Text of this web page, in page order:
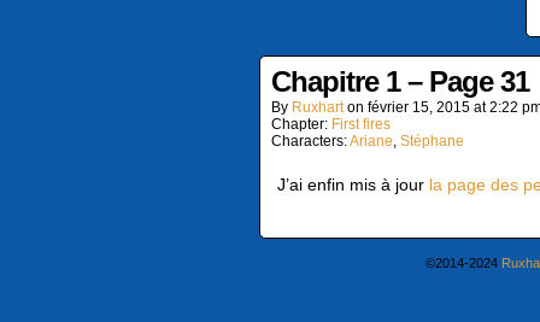
Chapitre 1 – Page 31
By Ruxhart on février 15, 2015 at2:22
Chapter: First fires
Characters:Ariane, Stéphane
J’ai enfin mis à jour la page des
©2014-2024